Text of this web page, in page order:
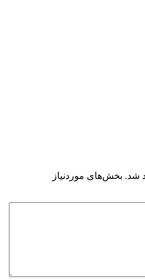
شد. بخش‌های موردنیاز